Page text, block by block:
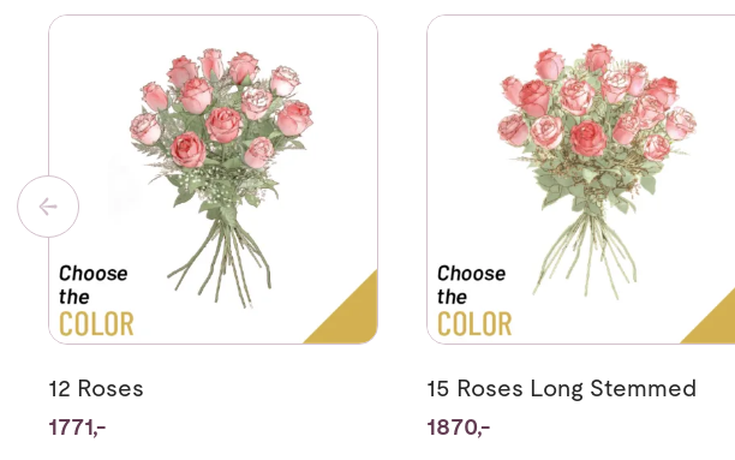
Se mer om 12 Roses
12 Roses
1771,-
Se mer om 15 Roses Long Stemmed
15 Roses Long Stemmed
1870,-